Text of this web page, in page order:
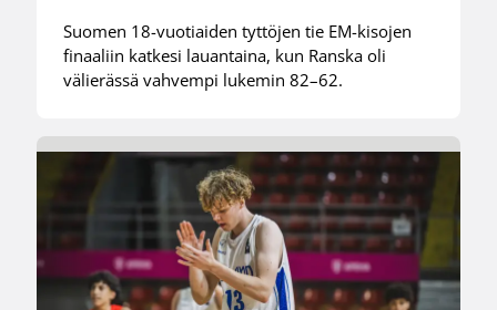
Suomen 18-vuotiaiden tyttöjen tie EM-kisojen
finaaliin katkesi lauantaina, kun Ranska oli
välierässä vahvempi lukemin 82–62.